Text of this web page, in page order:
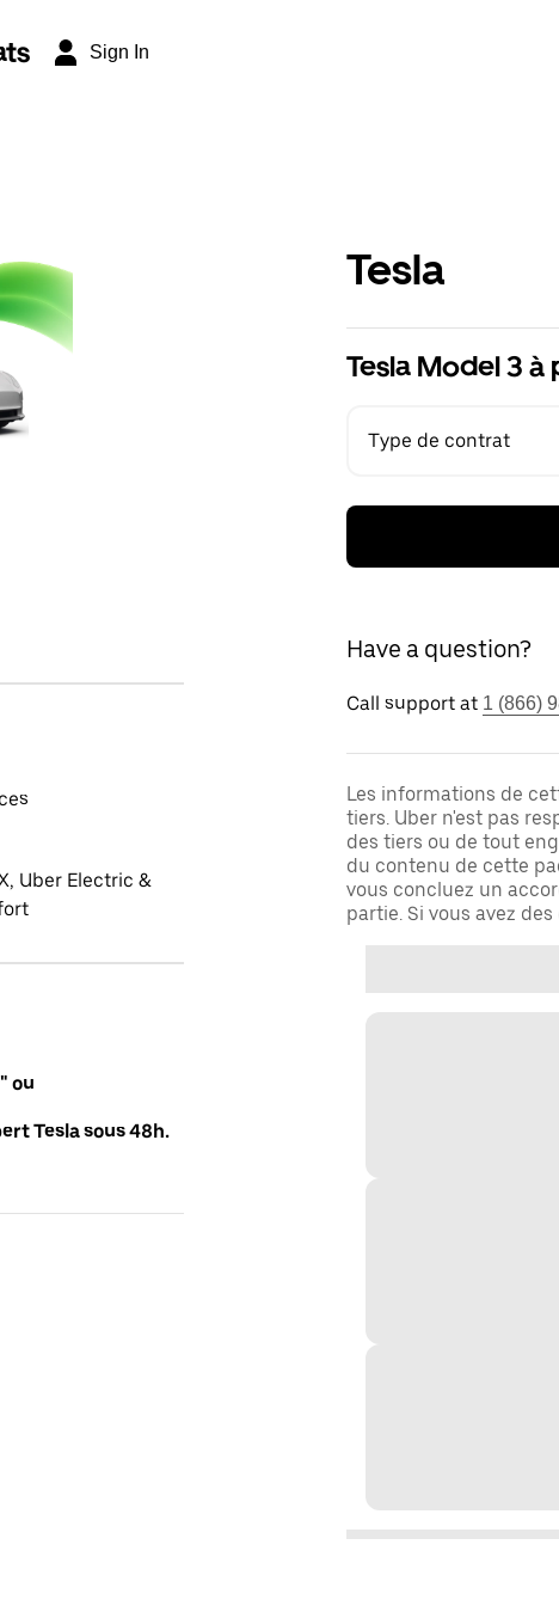
Sign In
Uber Electric &
ou
Tesla sous 48h.
Tesla
Tesla Model 3
Type de contrat
Have a question?
Call support at 1 (866)
Les informations de
tiers. Uber n'est pas
des tiers ou de tout
du contenu de cette
vous concluez un
partie. Si vous avez